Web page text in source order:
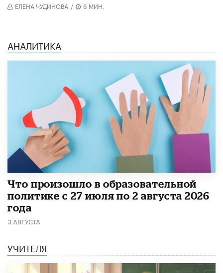
ЕЛЕНА ЧУДИНОВА / 6 МИН.
АНАЛИТИКА
​Что произошло в образовательной
политике с 27 июля по 2 августа 2026
года
3 АВГУСТА
УЧИТЕЛЯ